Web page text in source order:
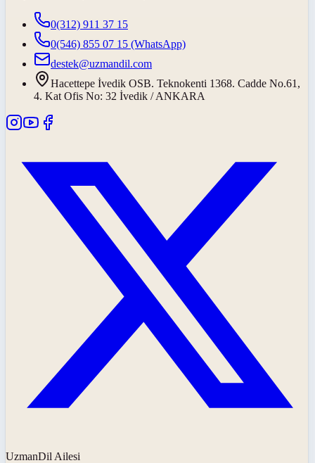
0(312) 911 37 15
0(546) 855 07 15 (WhatsApp)
destek@uzmandil.com
Hacettepe İvedik OSB. Teknokenti 1368. Cadde No.61,
4. Kat Ofis No: 32 İvedik / ANKARA
UzmanDil Ailesi